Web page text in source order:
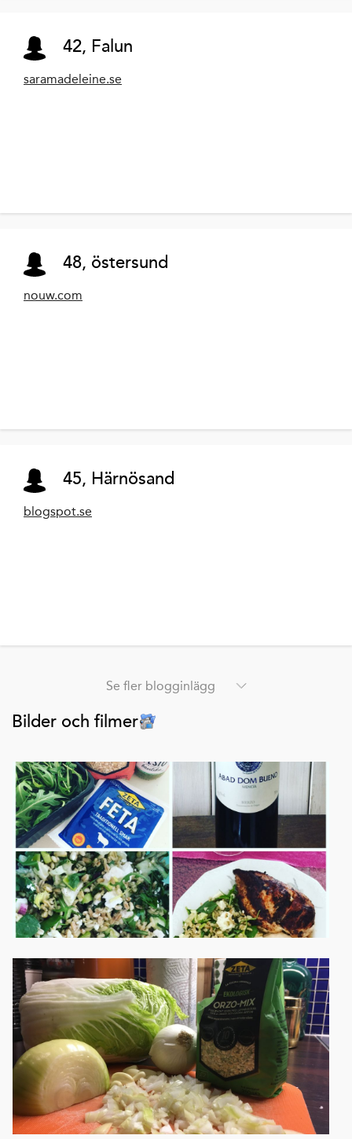
42, Falun
saramadeleine.se
48, östersund
nouw.com
45, Härnösand
blogspot.se
Se fler blogginlägg
Bilder och filmer